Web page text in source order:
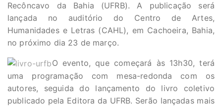
Recôncavo da Bahia (UFRB). A publicação será
lançada no auditório do Centro de Artes,
Humanidades e Letras (CAHL), em Cachoeira, Bahia,
no próximo dia 23 de março.
O evento, que começará às 13h30, terá
uma programação com mesa-redonda com os
autores, seguida do lançamento do livro coletivo
publicado pela Editora da UFRB. Serão lançadas mais